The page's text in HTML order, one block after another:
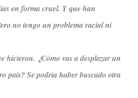
en forma cruel. Y que han
no tengo un problema racial ni
hicieron. ¿Cómo vas a desplazar un
país? Se podría haber buscado otra